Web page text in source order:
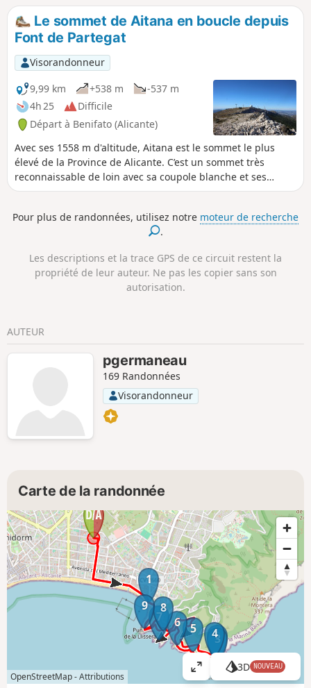
Le sommet de Aitana en boucle depuis
Font de Partegat
Visorandonneur
9,99 km
+538 m
-537 m
4h 25
Difficile
Départ à Benifato (Alicante)
Avec ses 1558 m d'altitude, Aitana est le sommet le plus
élevé de la Province de Alicante. C’est un sommet très
reconnaissable de loin avec sa coupole blanche et ses
antennes. C'est sans doute un petit défi que l'on se lance (il
de la randonnée est éblouissant.
Pour plus de randonnées, utilisez notre moteur de recherche
.
Les descriptions et la trace GPS de ce circuit restent la
propriété de leur auteur. Ne pas les copier sans son
autorisation.
AUTEUR
pgermaneau
169 Randonnées
Visorandonneur
Carte de la randonnée
1
2
3
4
5
6
7
8
9
OpenStreetMap -Attributions
A
3D NOUVEAU